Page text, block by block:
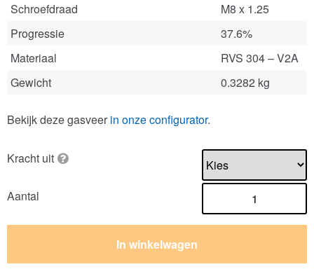
Schroefdraad
M8 x 1.25
Progressie
37.6%
Materiaal
RVS 304 – V2A
Gewicht
0.3282 kg
Bekijk deze gasveer in onze configurator.
Kracht uit
Aantal
In winkelwagen